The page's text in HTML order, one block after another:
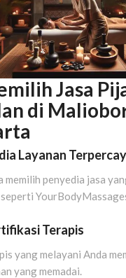
Jasa
di
Layanan
memilih penyedia jasa
Terapis
yang melayani Anda
yang memadai.